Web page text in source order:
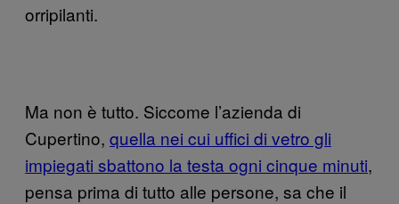
orripilanti.
Ma non è tutto. Siccome l’azienda di
Cupertino, quella nei cui uffici di vetro gli
impiegati sbattono la testa ogni cinque minuti,
pensa prima di tutto alle persone, sa che il